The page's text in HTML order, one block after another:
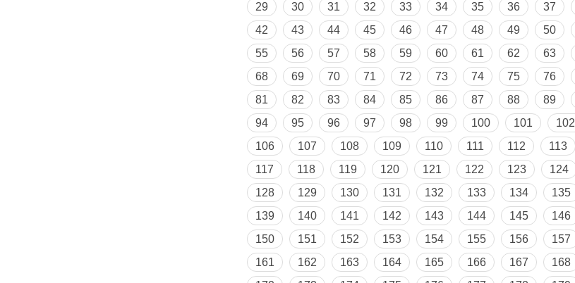
29
30 31 32 33 34 35 36 37
42
43 44 45 46 47 48 49 50
55
56 57 58 59 60 61 62 63
68
69 70 71 72 73 74 75 76
81
82 83 84 85 86 87 88 89
94
95 96 97 98 99 100 101 102
106
107 108 109 110 111 112 113
117
118 119 120 121 122 123 124
128
129 130 131 132 133 134 135
139
140 141 142 143 144 145 146
150
151 152 153 154 155 156 157
161
162 163 164 165 166 167 168